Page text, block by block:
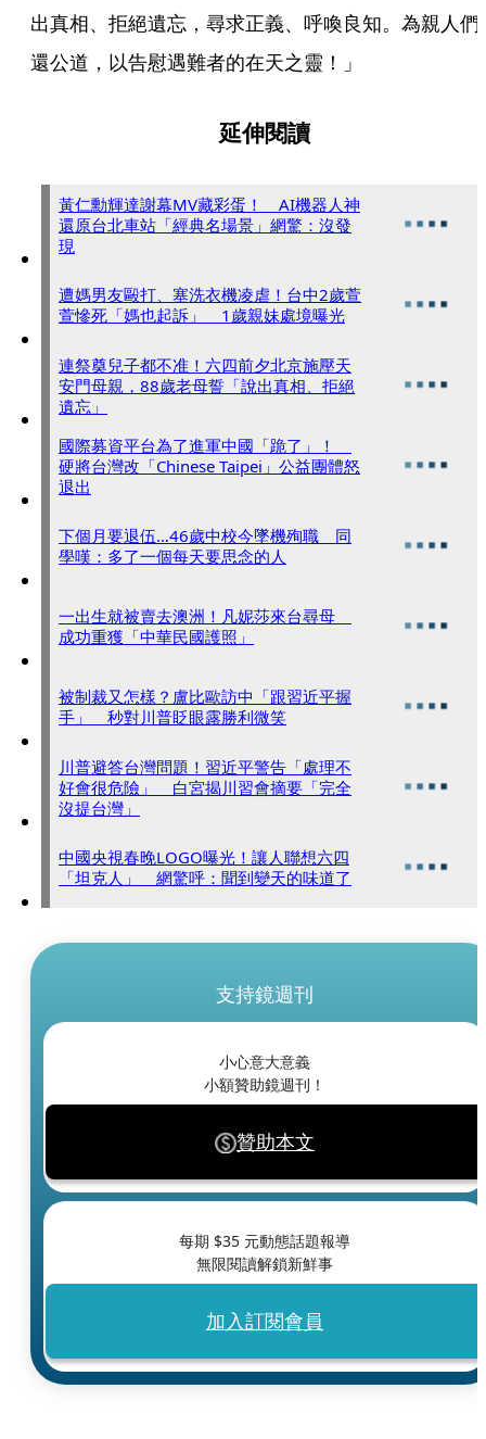
出真相、拒絕遺忘，尋求正義、呼喚良知。為親人們
還公道，以告慰遇難者的在天之靈！」
延伸閱讀
黃仁勳輝達謝幕MV藏彩蛋！ AI機器人神
還原台北車站「經典名場景」網驚：沒發
現
遭媽男友毆打、塞洗衣機凌虐！台中2歲萱
萱慘死「媽也起訴」 1歲親妹處境曝光
連祭奠兒子都不准！六四前夕北京施壓天
安門母親，88歲老母誓「說出真相、拒絕
遺忘」
國際募資平台為了進軍中國「跪了」！
硬將台灣改「Chinese Taipei」公益團體怒
退出
下個月要退伍…46歲中校今墜機殉職 同
學嘆：多了一個每天要思念的人
一出生就被賣去澳洲！凡妮莎來台尋母
成功重獲「中華民國護照」
被制裁又怎樣？盧比歐訪中「跟習近平握
手」 秒對川普眨眼露勝利微笑
川普避答台灣問題！習近平警告「處理不
好會很危險」 白宮揭川習會摘要「完全
沒提台灣」
中國央視春晚LOGO曝光！讓人聯想六四
「坦克人」 網驚呼：聞到變天的味道了
支持鏡週刊
小心意大意義
小額贊助鏡週刊！
贊助本文
每期 $35 元動態話題報導
無限閱讀解鎖新鮮事
加入訂閱會員